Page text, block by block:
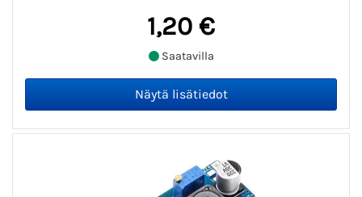
1,20 €
Saatavilla